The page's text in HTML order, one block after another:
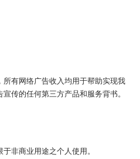
有网络广告收入均用于帮助实现我
传的任何第三方产品和服务背书。
非商业用途之个人使用。